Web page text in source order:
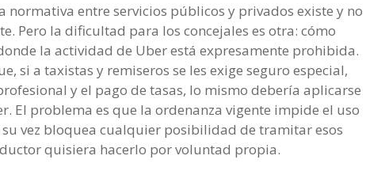
normativa entre servicios públicos y privados existe y no
Pero la dificultad para los concejales es otra: cómo
la actividad de Uber está expresamente prohibida.
si a taxistas y remiseros se les exige seguro especial,
y el pago de tasas, lo mismo debería aplicarse
El problema es que la ordenanza vigente impide el uso
vez bloquea cualquier posibilidad de tramitar esos
quisiera hacerlo por voluntad propia.